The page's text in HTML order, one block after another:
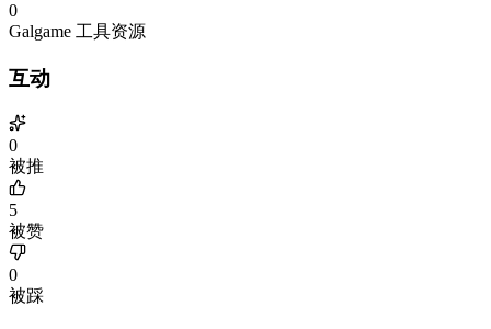
0
Galgame 工具资源
互动
0
被推
5
被赞
0
被踩